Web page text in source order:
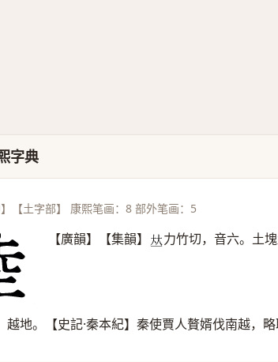
字典
】【土字部】 康熙笔画：8 部外笔画：5
【廣韻】【集韻】 𠀤力竹切，音六。土
越地。【史記·秦本紀】秦使賈人贅婿伐南越，